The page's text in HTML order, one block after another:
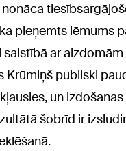
pieņemts lēmums
saistībā ar
Krūmiņš publiski
un izdošanas
šobrīd ir